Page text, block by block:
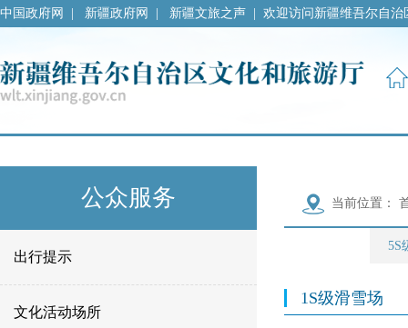
中国政府网 新疆政府网 新疆文旅之声 欢迎访问新疆维吾尔自
公众服务
出行提示
文化活动场所
当前位置：
5S
1S级滑雪场